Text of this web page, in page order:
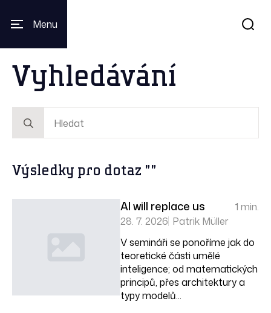
Menu
Vyhledávání
for:
Výsledky pro dotaz ""
AI will replace us
1 min.
28. 7. 2026 Patrik Müller
V semináři se ponoříme jak do
teoretické části umělé
inteligence; od matematických
principů, přes architektury a
typy modelů...